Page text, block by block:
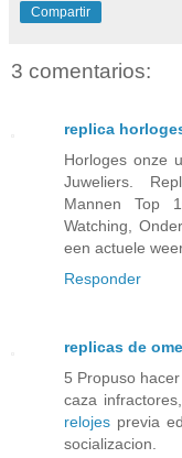
Compartir
3 comentarios:
replica
Horloges onze
Juweliers.
Mannen Top
Watching,
een actuele
Responder
replicas de
5 Propuso
caza
relojes previa
socializacion.